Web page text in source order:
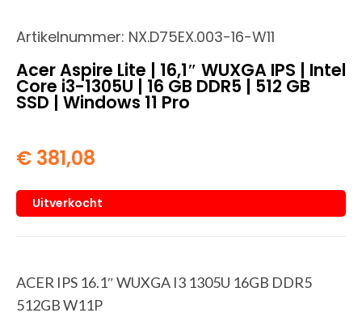
Artikelnummer: NX.D75EX.003-16-W11
Acer Aspire Lite | 16,1″ WUXGA IPS | Intel
Core i3-1305U | 16 GB DDR5 | 512 GB
SSD | Windows 11 Pro
€ 381,08
Uitverkocht
ACER IPS 16.1″ WUXGA I3 1305U 16GB DDR5
512GB W11P